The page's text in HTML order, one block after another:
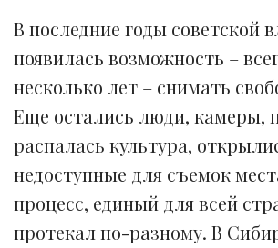
В последние годы советской
появилась возможность –
несколько лет – снимать
Еще остались люди, камеры,
распалась культура,
недоступные для съемок
процесс, единый для всей
протекал по-разному. В